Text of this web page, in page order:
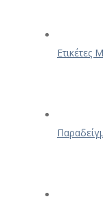
Ετικέτες